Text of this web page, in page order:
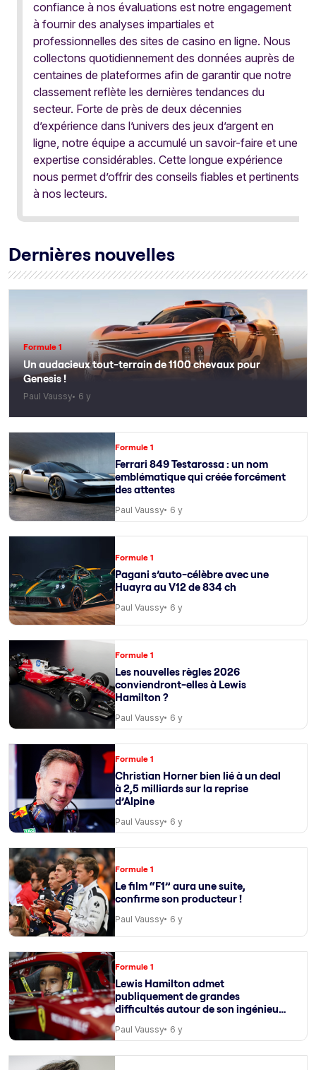
confiance à nos évaluations est notre engagement
à fournir des analyses impartiales et
professionnelles des sites de casino en ligne. Nous
collectons quotidiennement des données auprès de
centaines de plateformes afin de garantir que notre
classement reflète les dernières tendances du
secteur. Forte de près de deux décennies
d’expérience dans l’univers des jeux d’argent en
ligne, notre équipe a accumulé un savoir-faire et une
expertise considérables. Cette longue expérience
nous permet d’offrir des conseils fiables et pertinents
à nos lecteurs.
Dernières nouvelles
Formule 1
Un audacieux tout-terrain de 1100 chevaux pour
Genesis !
Paul Vaussy 6 y
Formule 1
Ferrari 849 Testarossa : un nom
emblématique qui créée forcément
des attentes
Paul Vaussy 6 y
Formule 1
Pagani s’auto-célèbre avec une
Huayra au V12 de 834 ch
Paul Vaussy 6 y
Formule 1
Les nouvelles règles 2026
conviendront-elles à Lewis
Hamilton ?
Paul Vaussy 6 y
Formule 1
Christian Horner bien lié à un deal
à 2,5 milliards sur la reprise
d’Alpine
Paul Vaussy 6 y
Formule 1
Le film “F1” aura une suite,
confirme son producteur !
Paul Vaussy 6 y
Formule 1
Lewis Hamilton admet
publiquement de grandes
difficultés autour de son ingénieur
Paul Vaussy 6 y